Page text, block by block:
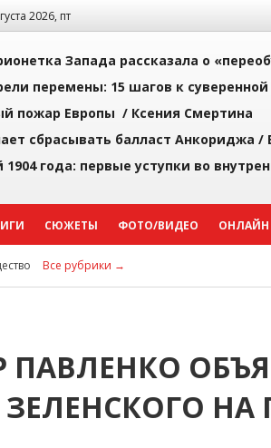
2026, пт
Запада рассказала о
перемены: 15 шагов к
пожар Европы / Ксения Смертина
сбрасывать балласт Анкориджа /
1904 года: первые уступки во
СЮЖЕТЫ ФОТО/ВИДЕО ОНЛАЙН
Все рубрики →
ПАВЛЕНКО
НА